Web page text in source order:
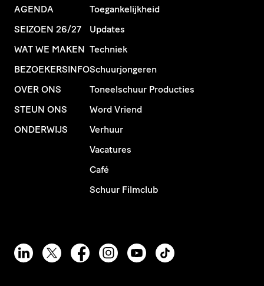
AGENDA
SEIZOEN 26/27
WAT WE MAKEN
BEZOEKERSINFO
OVER ONS
STEUN ONS
ONDERWIJS
Toegankelijkheid
Updates
Techniek
Schuurjongeren
Toneelschuur Producties
Word Vriend
Verhuur
Vacatures
Café
Schuur Filmclub